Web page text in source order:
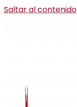
Saltar al contenido